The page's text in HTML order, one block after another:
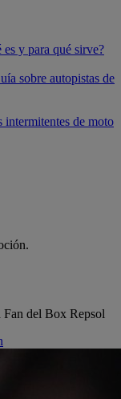
y para qué sirve?
sobre autopistas de
intermitentes de moto
del Box Repsol